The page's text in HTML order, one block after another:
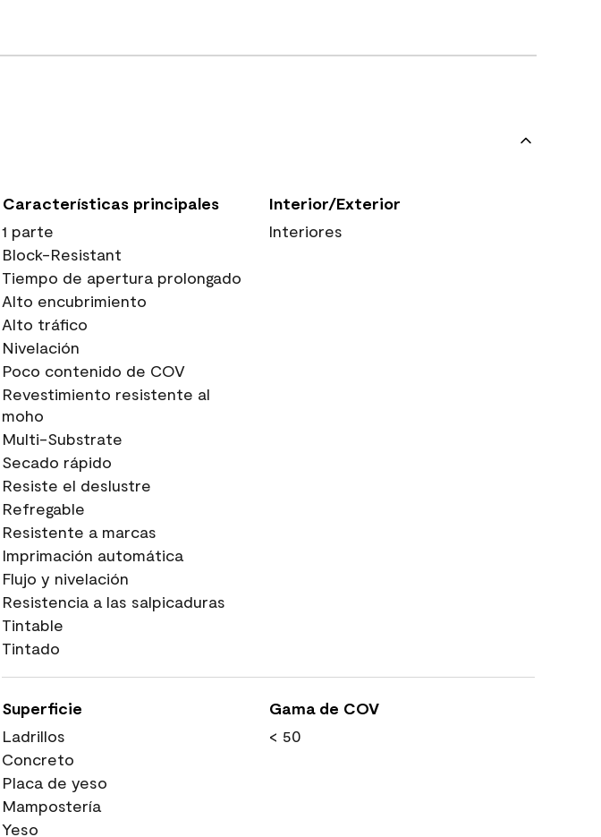
Características principales
1 parte
Block-Resistant
Tiempo de apertura prolongado
Alto encubrimiento
Alto tráfico
Nivelación
Poco contenido de COV
Revestimiento resistente al
moho
Multi-Substrate
Secado rápido
Resiste el deslustre
Refregable
Resistente a marcas
Imprimación automática
Flujo y nivelación
Resistencia a las salpicaduras
Tintable
Tintado
Interior/Exterior
Interiores
Superficie
Ladrillos
Concreto
Placa de yeso
Mampostería
Yeso
Gama de COV
< 50